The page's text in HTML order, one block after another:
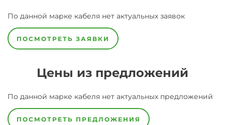
По данной марке кабеля нет актуальных заявок
ПОСМОТРЕТЬ ЗАЯВКИ
Цены из предложений
По данной марке кабеля нет актуальных предложений
ПОСМОТРЕТЬ ПРЕДЛОЖЕНИЯ